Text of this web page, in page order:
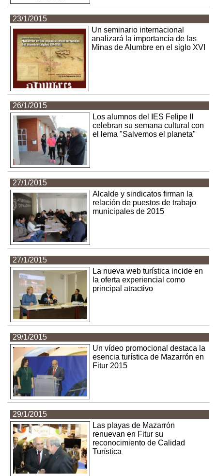
23/1/2015
Un seminario internacional
analizará la importancia de las
Minas de Alumbre en el siglo XVI
26/1/2015
Los alumnos del IES Felipe II
celebran su semana cultural con
el lema "Salvemos el planeta"
27/1/2015
Alcalde y sindicatos firman la
relación de puestos de trabajo
municipales de 2015
27/1/2015
La nueva web turística incide en
la oferta experiencial como
principal atractivo
29/1/2015
Un vídeo promocional destaca la
esencia turística de Mazarrón en
Fitur 2015
29/1/2015
Las playas de Mazarrón
renuevan en Fitur su
reconocimiento de Calidad
Turística